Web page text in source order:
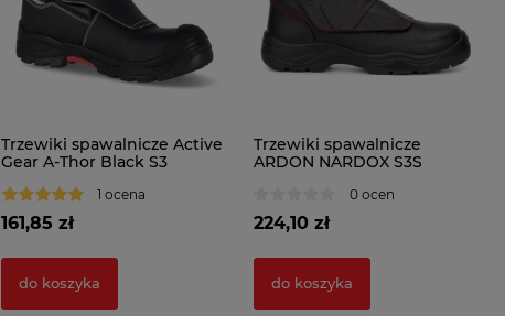
Trzewiki spawalnicze Active
Gear A-Thor Black S3
1 ocena
161,85 zł
do koszyka
Trzewiki spawalnicze
ARDON NARDOX S3S
0 ocen
224,10 zł
do koszyka